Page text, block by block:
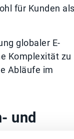
für Kunden
globaler E-
Komplexität zu
Abläufe im
und